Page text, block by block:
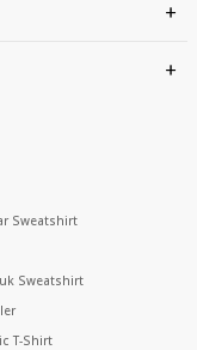
Sweatshirt
Sweatshirt
T-Shirt